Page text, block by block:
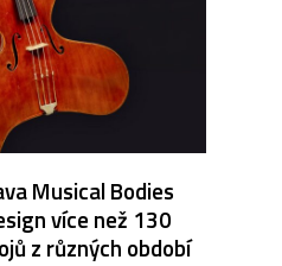
Musical Bodies
více než 130
z různých období